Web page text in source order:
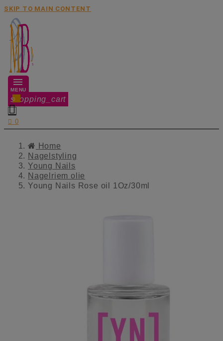
SKIP TO MAIN CONTENT
MENU
shopping_cart
0

 0
Home
Nagelstyling
Young Nails
Nagelriem olie
Young Nails Rose oil 1Oz/30ml